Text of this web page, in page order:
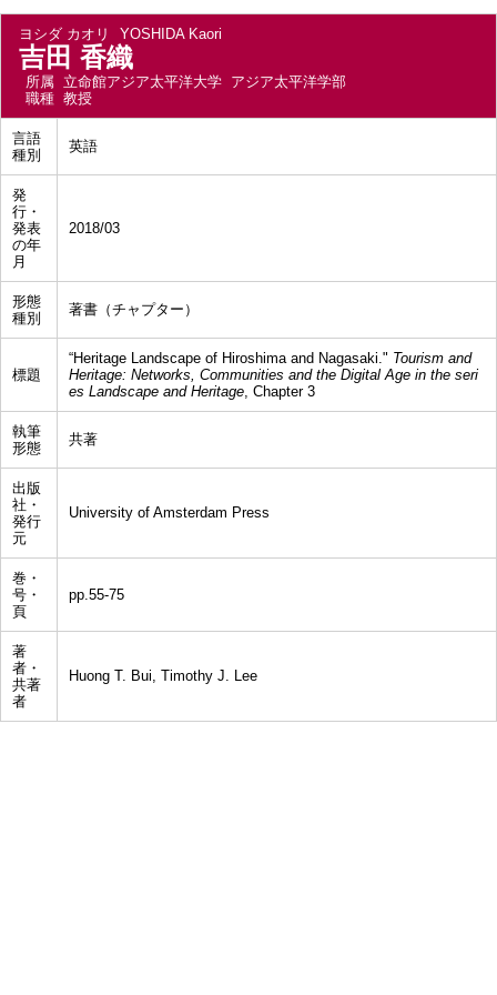
ヨシダ カオリ YOSHIDA Kaori
吉田 香織
所属 立命館アジア太平洋大学 アジア太平洋学部
職種 教授
言語
種別
英語
発
行・
発表
の年
月
2018/03
形態
種別
著書（チャプター）
標題
“Heritage Landscape of Hiroshima and Nagasaki." Tourism and
Heritage: Networks, Communities and the Digital Age in the seri
es Landscape and Heritage, Chapter 3
執筆
形態
共著
出版
社・
発行
元
University of Amsterdam Press
巻・
号・
頁
pp.55-75
著
者・
共著
者
Huong T. Bui, Timothy J. Lee